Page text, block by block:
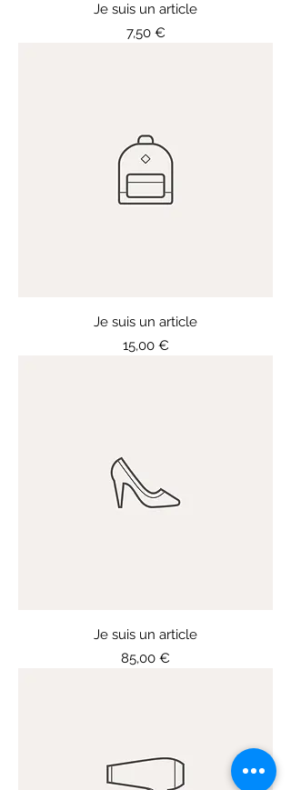
Je suis un article
Prix
7,50 €
Je suis un article
Prix
15,00 €
Je suis un article
Prix
85,00 €